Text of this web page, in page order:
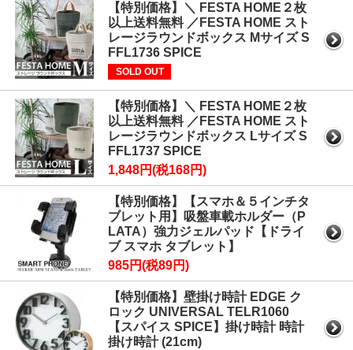
【特別価格】＼ FESTA HOME２枚
以上送料無料 ／FESTA HOME スト
レージラウンドボックス Mサイズ S
FFL1736 SPICE
SOLD OUT
【特別価格】＼ FESTA HOME２枚
以上送料無料 ／FESTA HOME スト
レージラウンドボックス Lサイズ S
FFL1737 SPICE
1,848円(税168円)
【特別価格】【スマホ＆５インチタ
ブレット用】吸盤車載ホルダー（P
LATA）強力ジェルパッド【ドライ
ブ スマホ タブレット】
985円(税89円)
【特別価格】壁掛け時計 EDGE ク
ロック UNIVERSAL TELR1060
【スパイス SPICE】掛け時計 時計
掛け時計 (21cm)